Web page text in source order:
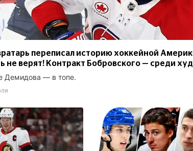
переписал историю хоккейной
не верят! Контракт Бобровского — среди
Демидова — в топе.